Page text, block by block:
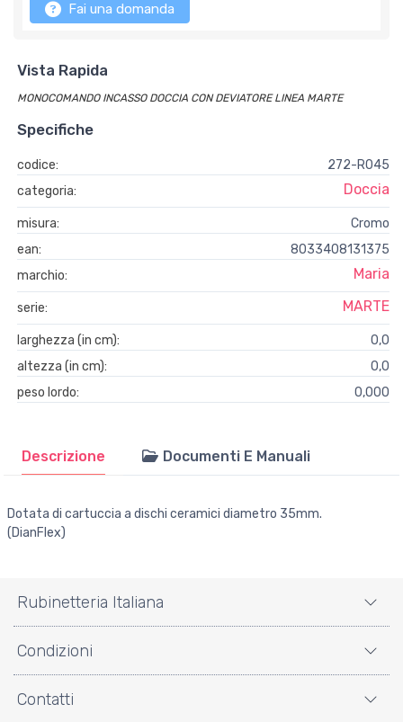
Fai una domanda
Vista Rapida
MONOCOMANDO INCASSO DOCCIA CON DEVIATORE LINEA MARTE
Specifiche
codice:
272-R045
categoria:
Doccia
misura:
Cromo
ean:
8033408131375
marchio:
Maria
serie: MARTE
larghezza (in cm):
0,0
altezza (in cm):
0,0
peso lordo:
0,000
Descrizione Documenti E Manuali
Dotata di cartuccia a dischi ceramici diametro 35mm.
(DianFlex)
Rubinetteria Italiana
Condizioni
Contatti